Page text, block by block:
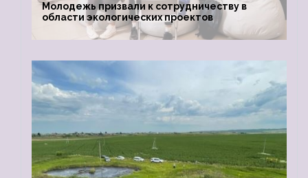
Молодежь призвали к сотрудничеству в
области экологических проектов